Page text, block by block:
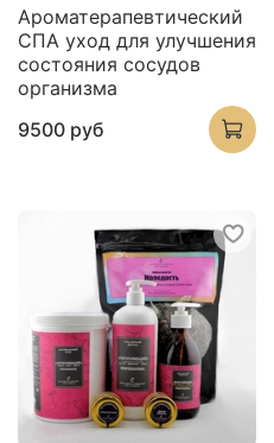
Ароматерапевтический
СПА уход для улучшения
состояния сосудов
организма
9500 руб